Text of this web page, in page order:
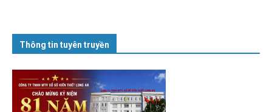
Thông tin tuyên truyền